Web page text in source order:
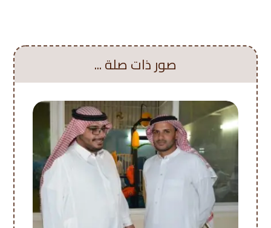
صور ذات صلة ...